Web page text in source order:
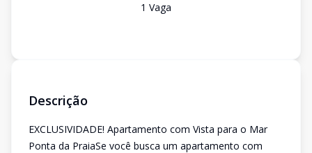
1 Vaga
Descrição
EXCLUSIVIDADE! Apartamento com Vista para o Mar
Ponta da PraiaSe você busca um apartamento com